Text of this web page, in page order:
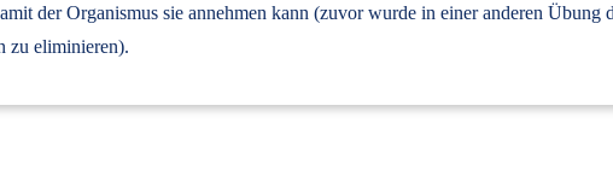
der Organismus sie annehmen kann (zuvor wurde in einer anderen Übung
zu eliminieren).